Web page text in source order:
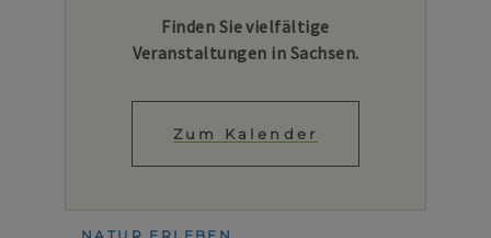
Finden Sie vielfältige
Veranstaltungen in Sachsen.
Zum Kalender